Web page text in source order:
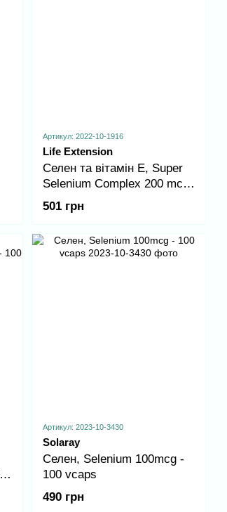
Артикул: 2022-10-1916
Life Extension
Селен та вітамін Е, Super
Selenium Complex 200 mcg
- 100 vcaps
501 грн
Артикул: 2023-10-3430
Solaray
Селен, Selenium 100mcg -
100 vcaps
490 грн